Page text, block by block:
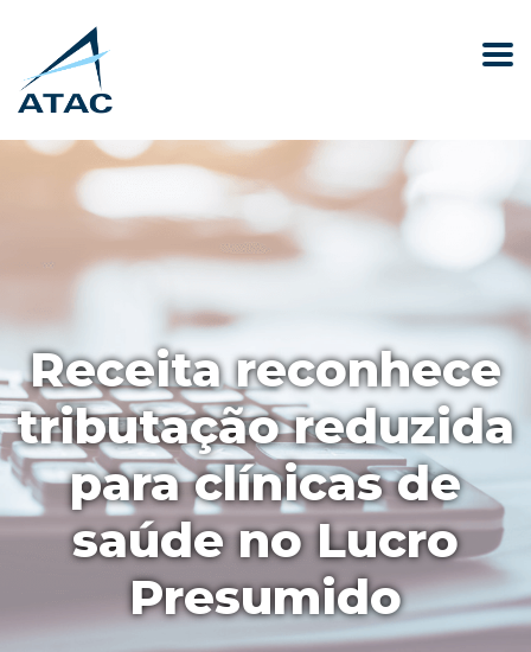
Receita reconhece
tributação reduzida
para clínicas de
saúde no Lucro
Presumido